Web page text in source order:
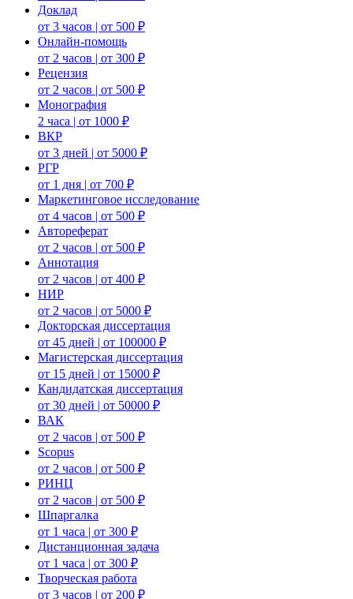
Доклад
от 3 часов | от 500 ₽
Онлайн-помощь
от 2 часов | от 300 ₽
Рецензия
от 2 часов | от 500 ₽
Монография
2 часа | от 1000 ₽
ВКР
от 3 дней | от 5000 ₽
РГР
от 1 дня | от 700 ₽
Маркетинговое исследование
от 4 часов | от 500 ₽
Автореферат
от 2 часов | от 500 ₽
Аннотация
от 2 часов | от 400 ₽
НИР
от 2 часов | от 5000 ₽
Докторская диссертация
от 45 дней | от 100000 ₽
Магистерская диссертация
от 15 дней | от 15000 ₽
Кандидатская диссертация
от 30 дней | от 50000 ₽
ВАК
от 2 часов | от 500 ₽
Scopus
от 2 часов | от 500 ₽
РИНЦ
от 2 часов | от 500 ₽
Шпаргалка
от 1 часа | от 300 ₽
Дистанционная задача
от 1 часа | от 300 ₽
Творческая работа
от 3 часов | от 200 ₽